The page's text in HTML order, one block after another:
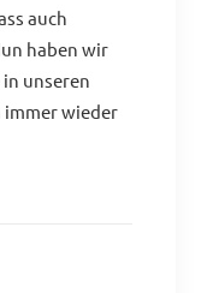
auch
haben wir
unseren
wieder